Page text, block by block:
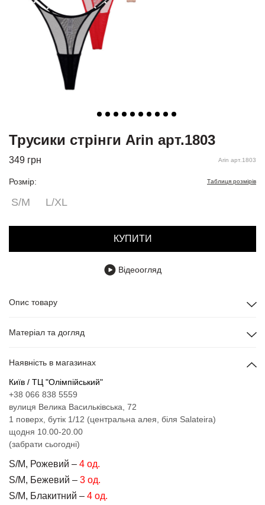
Трусики стрінги Arin арт.1803
349 грн Arin арт.1803
Розмір: Таблиця розмірів
S/M L/XL
КУПИТИ
Відеоогляд
Опис товару
Матеріал та догляд
Наявність в магазинах
Київ / ТЦ "Олімпійський"
+38 066 838 5559
вулиця Велика Васильківська, 72
1 поверх, бутік 1/12 (центральна алея, біля Salateira)
щодня 10.00-20.00
(забрати сьогодні)
S/M, Рожевий – 4 од.
S/M, Бежевий – 3 од.
S/M, Блакитний – 4 од.